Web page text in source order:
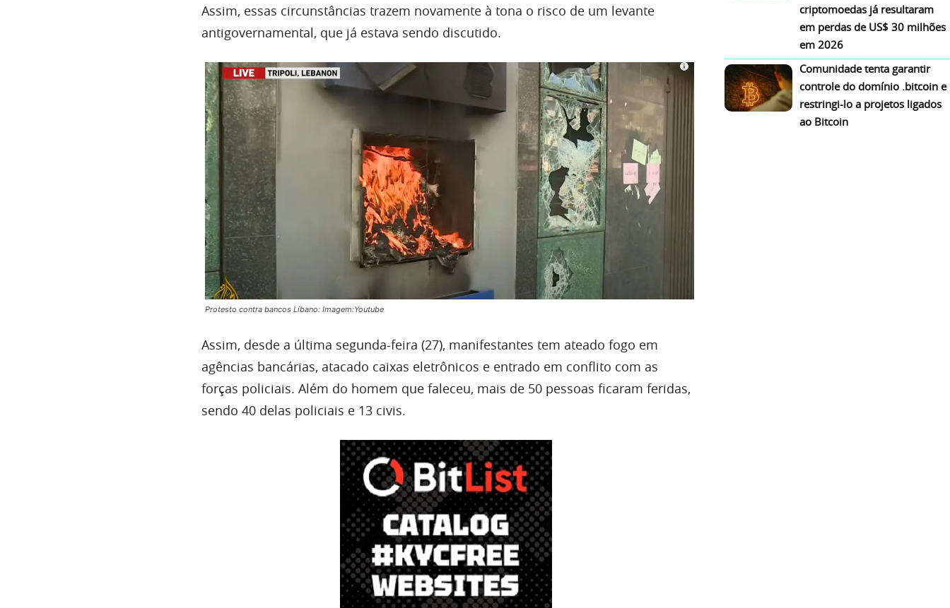
Assim, essas circunstâncias trazem novamente à tona o risco de um levante
antigovernamental, que já estava sendo discutido.
Protesto contra bancos Líbano: Imagem:Youtube
Assim, desde a última segunda-feira (27), manifestantes tem ateado fogo em
agências bancárias, atacado caixas eletrônicos e entrado em conflito com as
forças policiais. Além do homem que faleceu, mais de 50 pessoas ficaram feridas,
sendo 40 delas policiais e 13 civis.
criptomoedas já resultaram
em perdas de US$ 30 milhões
em 2026
Comunidade tenta garantir
controle do domínio .bitcoin e
restringi-lo a projetos ligados
ao Bitcoin